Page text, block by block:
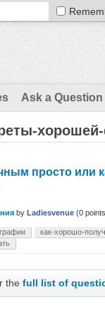
Ask a Question
просто или
by Ladiesvenue (0
как-хорошо-
thefull list of